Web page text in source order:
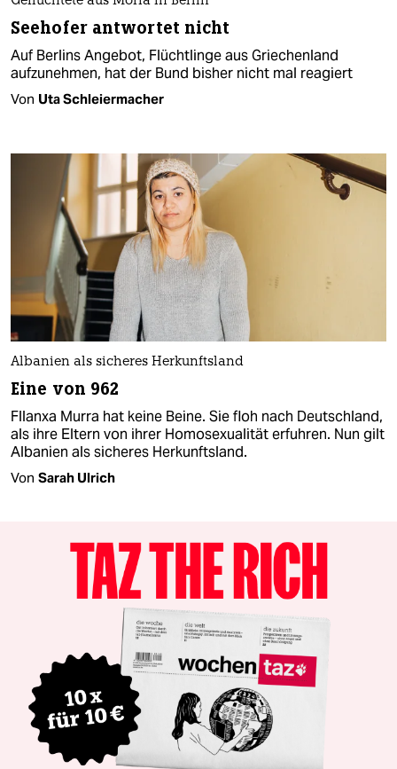
Seehofer antwortet nicht
Auf Berlins Angebot, Flüchtlinge aus Griechenland
aufzunehmen, hat der Bund bisher nicht mal reagiert
Von Uta Schleiermacher
Albanien als sicheres Herkunftsland
Eine von 962
Fllanxa Murra hat keine Beine. Sie floh nach Deutschland,
als ihre Eltern von ihrer Homosexualität erfuhren. Nun gilt
Albanien als sicheres Herkunftsland.
Von Sarah Ulrich